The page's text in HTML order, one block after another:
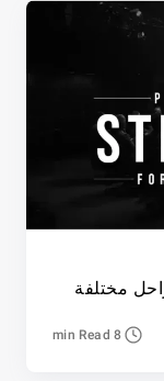
مختلفة
8 min Read